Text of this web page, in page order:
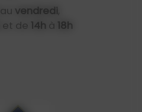
au vendredi,
et de 14h à 18h